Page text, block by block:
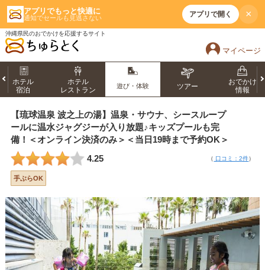
アプリでもっと快適に
通知でセールも見逃さない アプリで開く ×
沖縄県民のおでかけを応援するサイト
マイページ
ホテル
宿泊
ホテル
レストラン
遊び・体験 ツアー
おでかけ
情報
【琉球温泉 波之上の湯】温泉・サウナ、シースループ
ールに温水ジャグジーが入り放題♪キッズプールも完
備！＜オンライン決済のみ＞＜当日19時まで予約OK＞
4.25
（ 口コミ：2件）
手ぶらOK